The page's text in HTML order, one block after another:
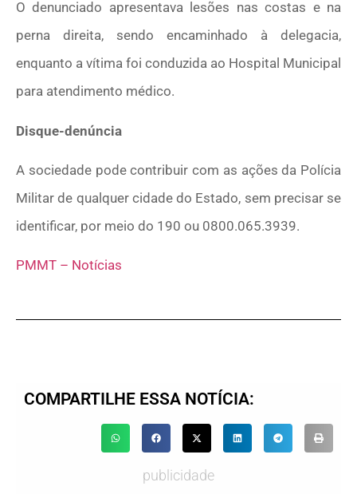
O denunciado apresentava lesões nas costas e na
perna direita, sendo encaminhado à delegacia,
enquanto a vítima foi conduzida ao Hospital Municipal
para atendimento médico.
Disque-denúncia
A sociedade pode contribuir com as ações da Polícia
Militar de qualquer cidade do Estado, sem precisar se
identificar, por meio do 190 ou 0800.065.3939.
PMMT – Notícias
COMPARTILHE ESSA NOTÍCIA:
publicidade